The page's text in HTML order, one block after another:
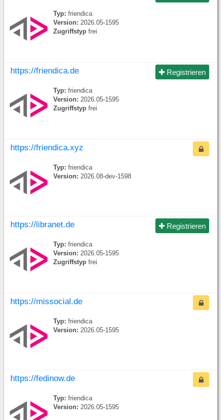
Typ: friendica
Version: 2026.05-1595
Zugriffstyp frei
Registrieren
https://friendica.de
Typ: friendica
Version: 2026.05-1595
Zugriffstyp frei
https://friendica.xyz
Typ: friendica
Version: 2026.08-dev-1598
Registrieren
https://libranet.de
Typ: friendica
Version: 2026.05-1595
Zugriffstyp frei
https://missocial.de
Typ: friendica
Version: 2026.05-1595
https://fedinow.de
Typ: friendica
Version: 2026.05-1595